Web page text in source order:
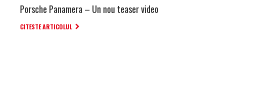
Porsche Panamera – Un nou teaser video
CITESTE ARTICOLUL